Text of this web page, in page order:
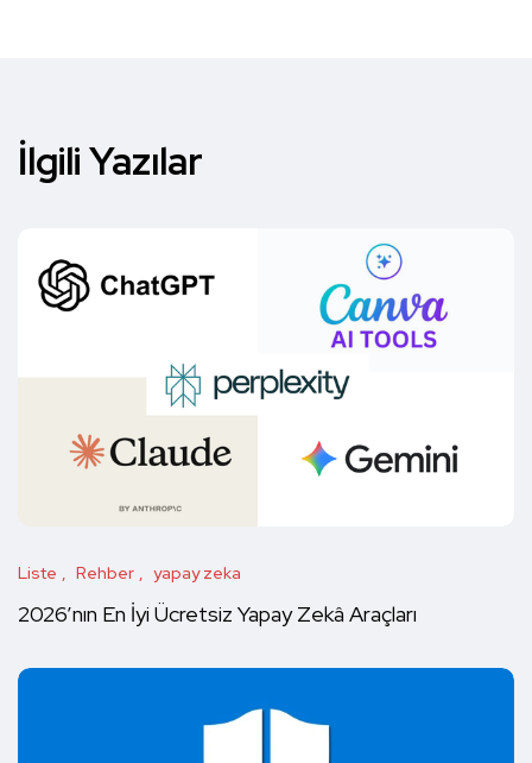
İlgili Yazılar
Liste Rehber yapay zeka
2026’nın En İyi Ücretsiz Yapay Zekâ Araçları